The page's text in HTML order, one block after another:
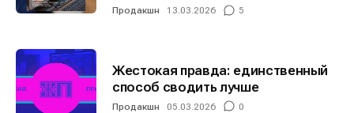
Продакшн 13.03.2026 5
Жестокая правда: единственный
способ сводить лучше
Продакшн 05.03.2026 0